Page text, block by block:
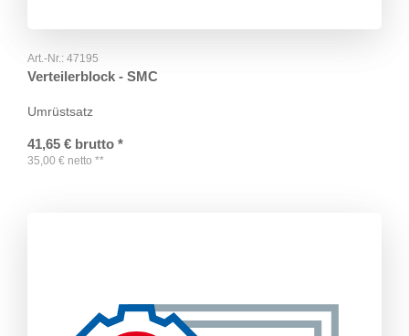
Art.-Nr.: 47195
Verteilerblock - SMC
Umrüstsatz
41,65 € brutto *
35,00 € netto **